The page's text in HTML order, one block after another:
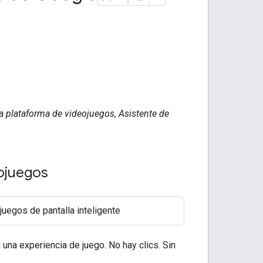
plataforma de videojuegos, Asistente de
de pantalla inteligente
experiencia de juego. No hay clics. Sin